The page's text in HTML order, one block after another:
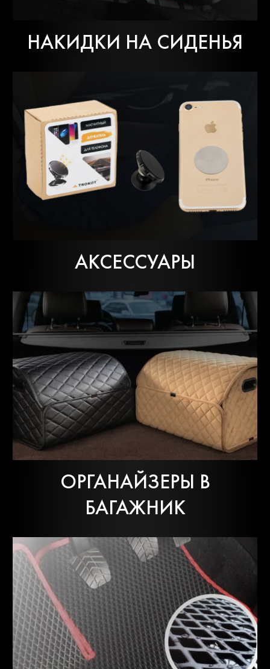
НАКИДКИ НА СИДЕНЬЯ
АКСЕССУАРЫ
ОРГАНАЙЗЕРЫ В
БАГАЖНИК